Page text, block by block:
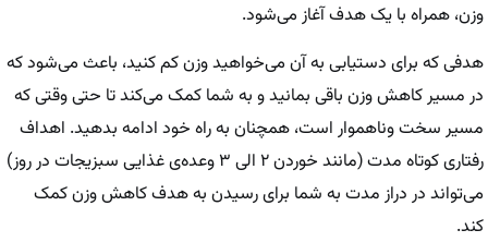
وزن، همراه با یک هدف آغاز می‌شود.
هدفی که برای دستیابی به آن می‌خواهید وزن کم کنید، باعث می‌شود که
در مسیر کاهش وزن باقی بمانید و به شما کمک می‌کند تا حتی وقتی که
مسیر سخت وناهموار است، همچنان به راه خود ادامه بدهید. اهداف
رفتاری کوتاه مدت (مانند خوردن ۲ الی ۳ وعده‌ی غذایی سبزیجات در روز)
می‌تواند در دراز مدت به شما برای رسیدن به هدف کاهش وزن کمک
کند.